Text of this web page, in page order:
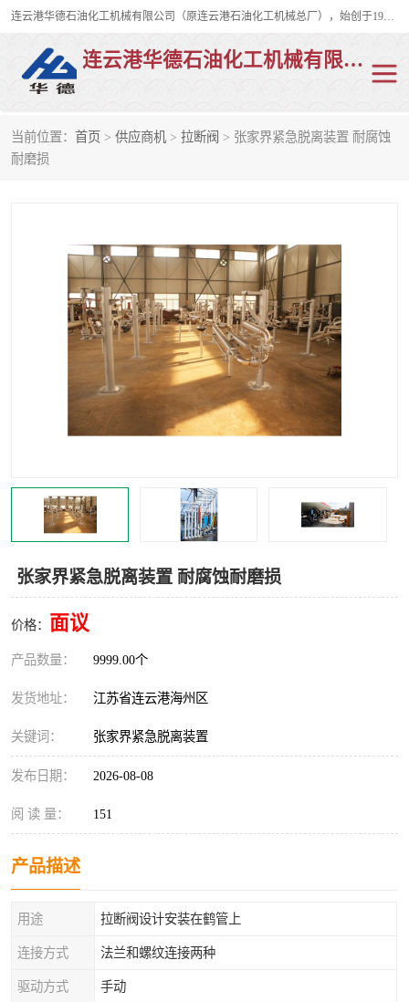
连云港华德石油化工机械有限公司（原连云港石油化工机械总厂），始创于1982年，是从事码头船用流体装卸臂、陆用流体装卸臂（鹤管）、活动梯、钢构平台、定量装车系统等全系列流体装卸设备的设计、制造、销售以及服务的专业供应商。
连云港华德石油化工机械有限公司
当前位置： 首页 > 供应商机 > 拉断阀 > 张家界紧急脱离装置 耐腐蚀
耐磨损
张家界紧急脱离装置 耐腐蚀耐磨损
价格： 面议
产品数量： 9999.00个
发货地址： 江苏省连云港海州区
关键词： 张家界紧急脱离装置
发布日期： 2026-08-08
阅 读 量： 151
产品描述
用途 拉断阀设计安装在鹤管上
连接方式 法兰和螺纹连接两种
驱动方式 手动
陆用流体装卸臂
LNG鹤管 活动梯
平台栈桥 卸车鹤管
装车鹤管 输油臂
紧急脱离干式接头 火车鹤管
汽车鹤管 顶部鹤管
浮动出油装置